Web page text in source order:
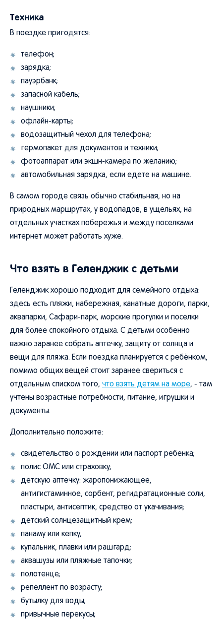
Техника
В поездке пригодятся:
телефон;
зарядка;
пауэрбанк;
запасной кабель;
наушники;
офлайн-карты;
водозащитный чехол для телефона;
гермопакет для документов и техники;
фотоаппарат или экшн-камера по желанию;
автомобильная зарядка, если едете на машине.
В самом городе связь обычно стабильная, но на
природных маршрутах, у водопадов, в ущельях, на
отдельных участках побережья и между поселками
интернет может работать хуже.
Что взять в Геленджик с детьми
Геленджик хорошо подходит для семейного отдыха:
здесь есть пляжи, набережная, канатные дороги, парки,
аквапарки, Сафари-парк, морские прогулки и поселки
для более спокойного отдыха. С детьми особенно
важно заранее собрать аптечку, защиту от солнца и
вещи для пляжа. Если поездка планируется с ребёнком,
помимо общих вещей стоит заранее свериться с
отдельным списком того, что взять детям на море, - там
учтены возрастные потребности, питание, игрушки и
документы.
Дополнительно положите:
свидетельство о рождении или паспорт ребенка;
полис ОМС или страховку;
детскую аптечку: жаропонижающее,
антигистаминное, сорбент, регидратационные соли,
пластыри, антисептик, средство от укачивания;
детский солнцезащитный крем;
панаму или кепку;
купальник, плавки или рашгард;
аквашузы или пляжные тапочки;
полотенце;
репеллент по возрасту;
бутылку для воды;
привычные перекусы;